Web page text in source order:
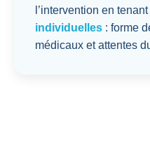
l’intervention en
individuelles : forme
médicaux et attentes